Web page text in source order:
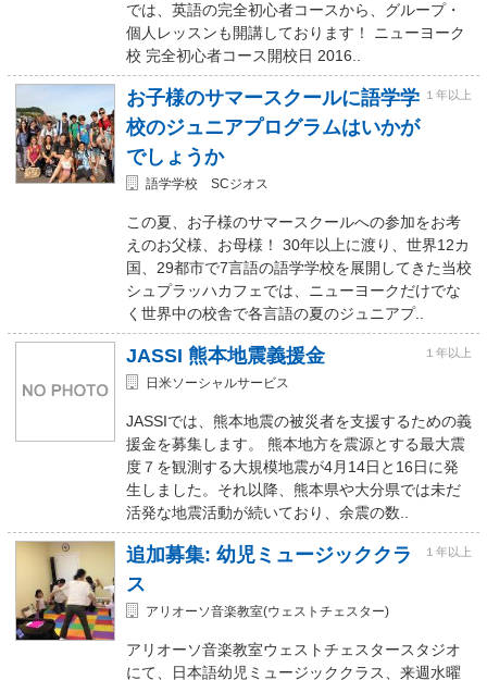
では、英語の完全初心者コースから、グループ・
個人レッスンも開講しております！ ニューヨーク
校 完全初心者コース開校日 2016..
お子様のサマースクールに語学学
校のジュニアプログラムはいかが
でしょうか
１年以上
語学学校 SCジオス
この夏、お子様のサマースクールへの参加をお考
えのお父様、お母様！ 30年以上に渡り、世界12カ
国、29都市で7言語の語学学校を展開してきた当校
シュプラッハカフェでは、ニューヨークだけでな
く世界中の校舎で各言語の夏のジュニアプ..
JASSI 熊本地震義援金 １年以上
日米ソーシャルサービス
JASSIでは、熊本地震の被災者を支援するための義
援金を募集します。 熊本地方を震源とする最大震
度７を観測する大規模地震が4月14日と16日に発
生しました。それ以降、熊本県や大分県では未だ
活発な地震活動が続いており、余震の数..
追加募集: 幼児ミュージッククラ
ス
１年以上
アリオーソ音楽教室(ウェストチェスター)
アリオーソ音楽教室ウェストチェスタースタジオ
にて、日本語幼児ミュージッククラス、来週水曜